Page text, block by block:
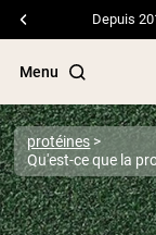
Livraison
Menu
Termes de
protéines